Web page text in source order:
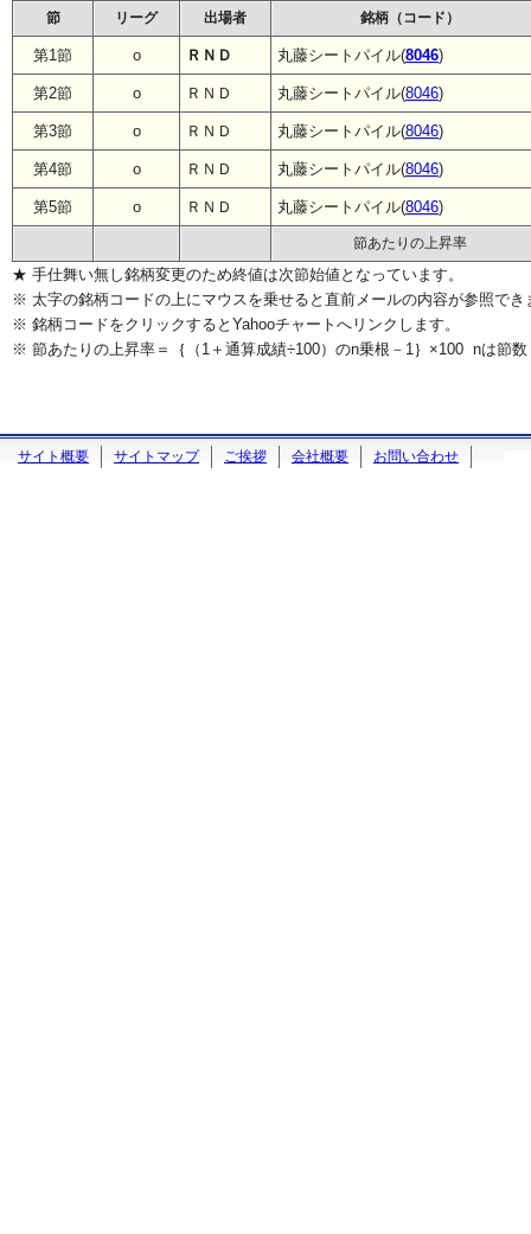
節 リーグ 出場者 銘柄（コード）
第1節 o ＲＮＤ 丸藤シートパイル(8046)
第2節 o ＲＮＤ 丸藤シートパイル(8046)
第3節 o ＲＮＤ 丸藤シートパイル(8046)
第4節 o ＲＮＤ 丸藤シートパイル(8046)
第5節 o ＲＮＤ 丸藤シートパイル(8046)
節あたりの上昇率
★ 手仕舞い無し銘柄変更のため終値は次節始値となっています。
※ 太字の銘柄コードの上にマウスを乗せると直前メールの内容が参照でき
※ 銘柄コードをクリックするとYahooチャートへリンクします。
※ 節あたりの上昇率＝｛（1＋通算成績÷100）のn乗根－1｝×100 nは節数
サイト概要 サイトマップ ご挨拶 会社概要 お問い合わせ